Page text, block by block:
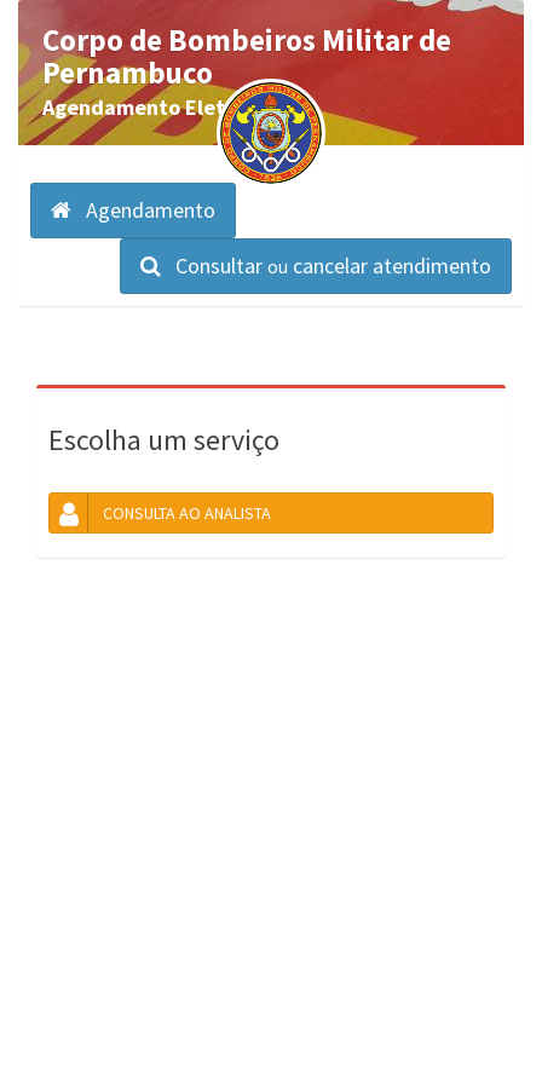
Corpo de Bombeiros Militar de
Pernambuco
Agendamento Eletrônico
Agendamento
Consultar ou cancelar atendimento
Escolha um serviço
CONSULTA AO ANALISTA